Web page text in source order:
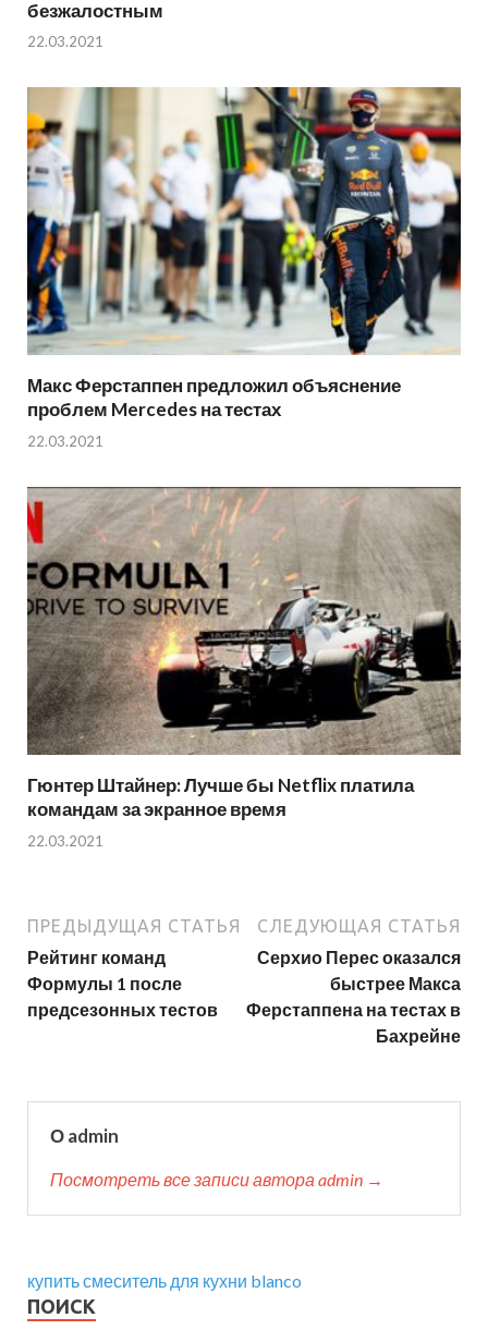
безжалостным
22.03.2021
Макс Ферстаппен предложил объяснение
проблем Mercedes на тестах
22.03.2021
Гюнтер Штайнер: Лучше бы Netflix платила
командам за экранное время
22.03.2021
ПРЕДЫДУЩАЯ СТАТЬЯ
Рейтинг команд
Формулы 1 после
предсезонных тестов
СЛЕДУЮЩАЯ СТАТЬЯ
Серхио Перес оказался
быстрее Макса
Ферстаппена на тестах в
Бахрейне
О admin
Посмотреть все записи автора admin →
купить смеситель для кухни blanco
ПОИСК